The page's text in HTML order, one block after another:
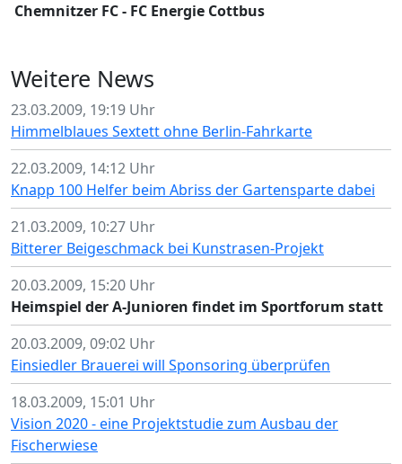
Chemnitzer FC - FC Energie Cottbus
Weitere News
23.03.2009, 19:19 Uhr
Himmelblaues Sextett ohne Berlin-Fahrkarte
22.03.2009, 14:12 Uhr
Knapp 100 Helfer beim Abriss der Gartensparte dabei
21.03.2009, 10:27 Uhr
Bitterer Beigeschmack bei Kunstrasen-Projekt
20.03.2009, 15:20 Uhr
Heimspiel der A-Junioren findet im Sportforum statt
20.03.2009, 09:02 Uhr
Einsiedler Brauerei will Sponsoring überprüfen
18.03.2009, 15:01 Uhr
Vision 2020 - eine Projektstudie zum Ausbau der
Fischerwiese